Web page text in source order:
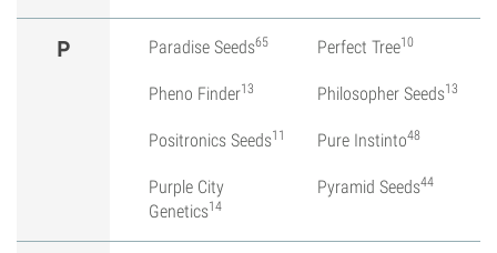
P Paradise Seeds65 Perfect Tree10
Pheno Finder13 Philosopher Seeds13
Positronics Seeds11 Pure Instinto48
Purple City
Genetics14
Pyramid Seeds44